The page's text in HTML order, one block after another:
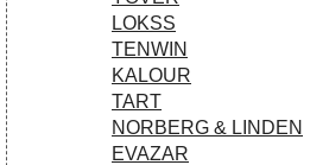
LOKSS
TENWIN
KALOUR
TART
NORBERG & LINDEN
EVAZAR